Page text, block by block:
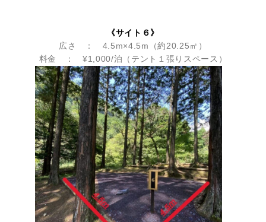
《サイト６》
広さ ： 4.5m×4.5m（約20.25㎡）
料金 ： ¥1,000/泊（テント１張りスペース）